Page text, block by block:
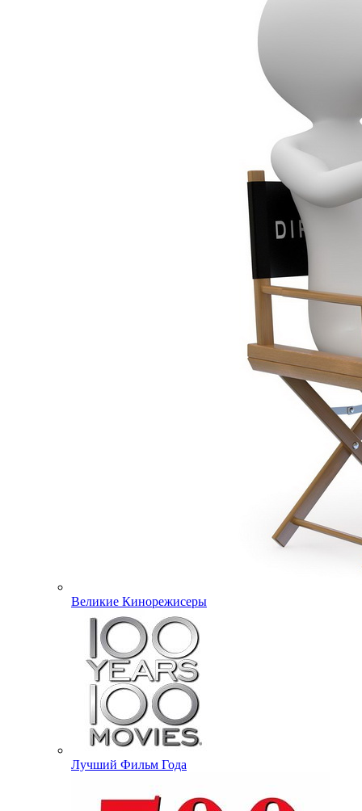
Великие Кинорежисеры
Лучший Фильм Года